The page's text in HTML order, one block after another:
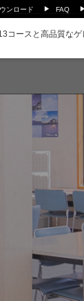
ンロード FAQ
コースと高品質なゲ